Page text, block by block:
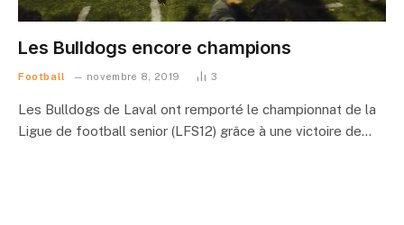
Les Bulldogs encore champions
Football novembre 8, 2019 3
Les Bulldogs de Laval ont remporté le championnat de la
Ligue de football senior (LFS12) grâce à une victoire de…